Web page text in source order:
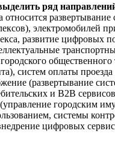
ряд
электромобилей
развитие цифровых
систем оплаты
(развертывание
и B2B
городским
системы
цифровых